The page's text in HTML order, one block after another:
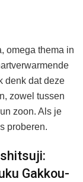
omega thema in
denk dat deze
zowel tussen
zoon. Als je
proberen.
Gakkou-